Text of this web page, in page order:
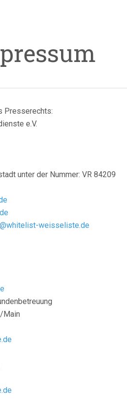
Presserechts:
e.V.
unter der Nummer: VR 84209
weisseliste.de
Main